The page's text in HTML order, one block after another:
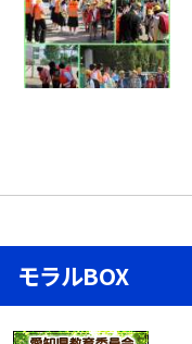
モラルBOX